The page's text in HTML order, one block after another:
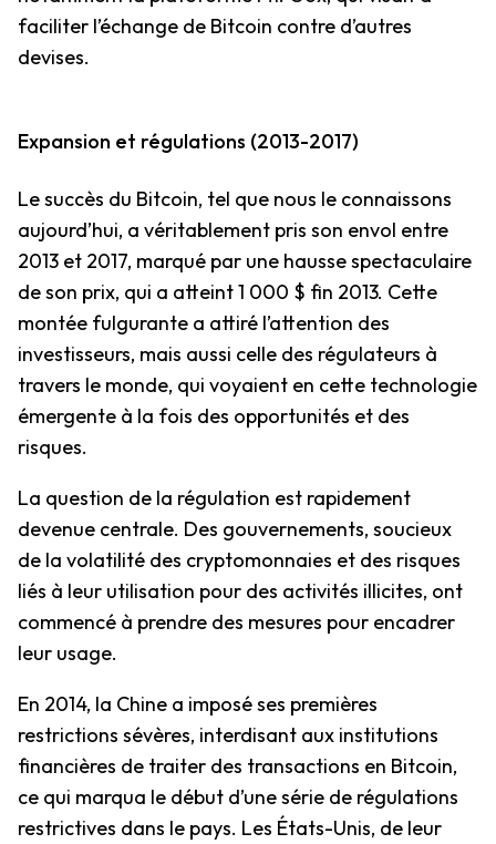
faciliter l’échange de Bitcoin contre d’autres
devises.
Expansion et régulations (2013-2017)
Le succès du Bitcoin, tel que nous le connaissons
aujourd’hui, a véritablement pris son envol entre
2013 et 2017, marqué par une hausse spectaculaire
de son prix, qui a atteint 1 000 $ fin 2013. Cette
montée fulgurante a attiré l’attention des
investisseurs, mais aussi celle des régulateurs à
travers le monde, qui voyaient en cette technologie
émergente à la fois des opportunités et des
risques.
La question de la régulation est rapidement
devenue centrale. Des gouvernements, soucieux
de la volatilité des cryptomonnaies et des risques
liés à leur utilisation pour des activités illicites, ont
commencé à prendre des mesures pour encadrer
leur usage.
En 2014, la Chine a imposé ses premières
restrictions sévères, interdisant aux institutions
financières de traiter des transactions en Bitcoin,
ce qui marqua le début d’une série de régulations
restrictives dans le pays. Les États-Unis, de leur